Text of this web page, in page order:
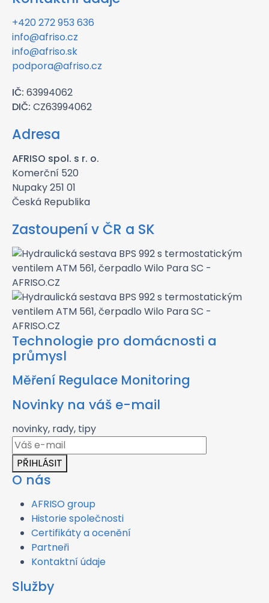
+420 272 953 636
info@afriso.cz
info@afriso.sk
podpora@afriso.cz
IČ: 63994062
DIČ: CZ63994062
Adresa
AFRISO spol. s r. o.
Komerční 520
Nupaky 251 01
Česká Republika
Zastoupení v ČR a SK
Technologie pro domácnosti a
průmysl
Měření Regulace Monitoring
Novinky na váš e-mail
novinky, rady, tipy
PŘIHLÁSIT
O nás
AFRISO group
Historie společnosti
Certifikáty a ocenění
Partneři
Kontaktní údaje
Služby